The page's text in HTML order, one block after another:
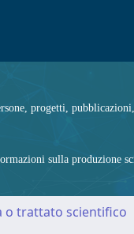
progetti,
sulla
o trattato scientifico